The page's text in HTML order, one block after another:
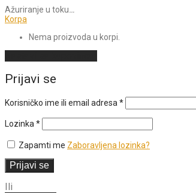
Ažuriranje u toku…
Korpa
Nema proizvoda u korpi.
Prijavi se
Korisničko ime ili email adresa *Obavezno
Lozinka *Obavezno
Zapamti me Zaboravljena lozinka?
Prijavi se
Ili